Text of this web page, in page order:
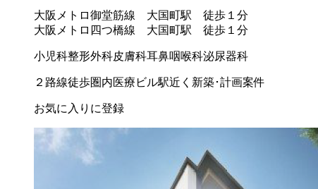
大阪メトロ御堂筋線 大国町駅 徒歩１分
大阪メトロ四つ橋線 大国町駅 徒歩１分
小児科整形外科皮膚科耳鼻咽喉科泌尿器科
２路線徒歩圏内医療ビル駅近く 新築･計画案件
お気に入りに登録